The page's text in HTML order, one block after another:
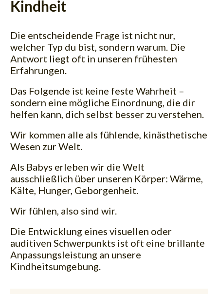
Kindheit
Die entscheidende Frage ist nicht nur,
welcher Typ du bist, sondern warum. Die
Antwort liegt oft in unseren frühesten
Erfahrungen.
Das Folgende ist keine feste Wahrheit –
sondern eine mögliche Einordnung, die dir
helfen kann, dich selbst besser zu verstehen.
Wir kommen alle als fühlende, kinästhetische
Wesen zur Welt.
Als Babys erleben wir die Welt
ausschließlich über unseren Körper: Wärme,
Kälte, Hunger, Geborgenheit.
Wir fühlen, also sind wir.
Die Entwicklung eines visuellen oder
auditiven Schwerpunkts ist oft eine brillante
Anpassungsleistung an unsere
Kindheitsumgebung.